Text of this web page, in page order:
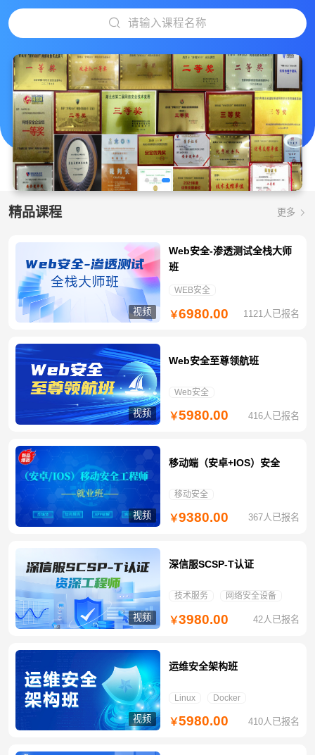
请输入课程名称
精品课程 更多
视频
Web安全-渗透测试全栈大师
班
WEB安全
￥6980.00 1121人已报名
视频
Web安全至尊领航班
Web安全
￥5980.00 416人已报名
视频
移动端（安卓+IOS）安全
移动安全
￥9380.00 367人已报名
视频
深信服SCSP-T认证
技术服务 网络安全设备
￥3980.00 42人已报名
视频
运维安全架构班
Linux Docker
￥5980.00 410人已报名